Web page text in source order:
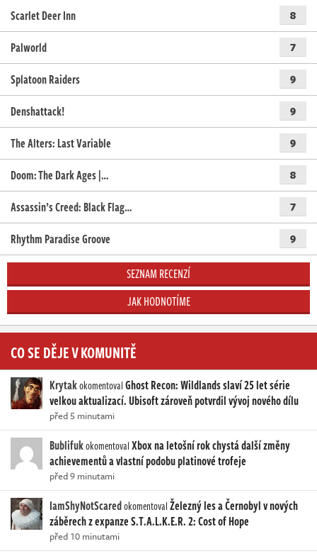
Scarlet Deer Inn
8
Palworld 7
Splatoon Raiders 9
Denshattack! 9
The Alters: Last Variable 9
Doom: The Dark Ages |… 8
Assassin’s Creed: Black Flag… 7
Rhythm Paradise Groove 9
SEZNAM RECENZÍ
JAK HODNOTÍME
CO SE DĚJE V KOMUNITĚ
KrytakokomentovalGhost Recon: Wildlands slaví 25 let série
velkou aktualizací. Ubisoft zároveň potvrdil vývoj nového dílu
před 5 minutami
BublifukokomentovalXbox na letošní rok chystá další změny
achievementů a vlastní podobu platinové trofeje
před 9 minutami
IamShyNotScaredokomentovalŽelezný les a Černobyl v nových
záběrech z expanze S.T.A.L.K.E.R. 2: Cost of Hope
před 10 minutami